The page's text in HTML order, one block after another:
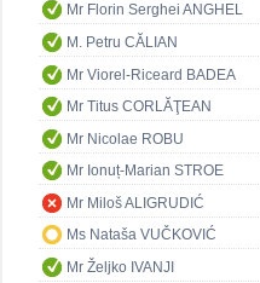
Mr Florin Serghei ANGHEL
M. Petru CĂLIAN
Mr Viorel-Riceard BADEA
Mr Titus CORLĂŢEAN
Mr Nicolae ROBU
Mr Ionuț-Marian STROE
Mr Miloš ALIGRUDIĆ
Ms Nataša VUČKOVIĆ
Mr Željko IVANJI